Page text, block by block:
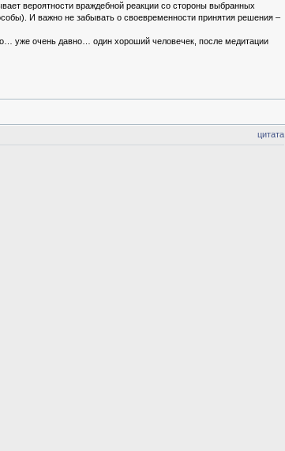
вероятности враждебной реакции со стороны выбранных
И важно не забывать о своевременности принятия решения –
уже очень давно… один хороший человечек, после медитации
цитата